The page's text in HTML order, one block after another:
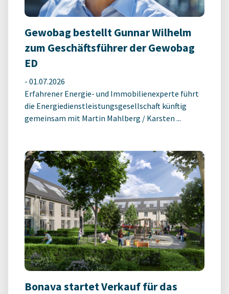
Gewobag bestellt Gunnar Wilhelm
zum Geschäftsführer der Gewobag
ED
- 01.07.2026
Erfahrener Energie- und Immobilienexperte führt
die Energiedienstleistungsgesellschaft künftig
gemeinsam mit Martin Mahlberg / Karsten ...
Bonava startet Verkauf für das